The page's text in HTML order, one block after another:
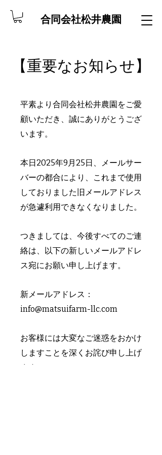
合同会社松井農園
​【重要なお知らせ】
平素より合同会社松井農園をご愛
顧いただき、誠にありがとうござ
います。
本日2025年9月25日、
メールサー
バーの都合により、
これまで使用
しておりました旧メールアドレス
が急遽利用できなくなりました。
つきましては、今後すべてのご連
絡は、 以下の新しいメールアドレ
ス宛にお願い申し上げます。
新メールアドレス：
info@matsuifarm-llc.com
お客様には大変なご迷惑をおかけ
しますことを深くお詫び申し上げ
ます。